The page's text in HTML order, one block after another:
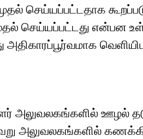
செய்யப்பட்டது என்பன
அலுவலகங்களில் ஊழல்
அலுவலகங்களில்